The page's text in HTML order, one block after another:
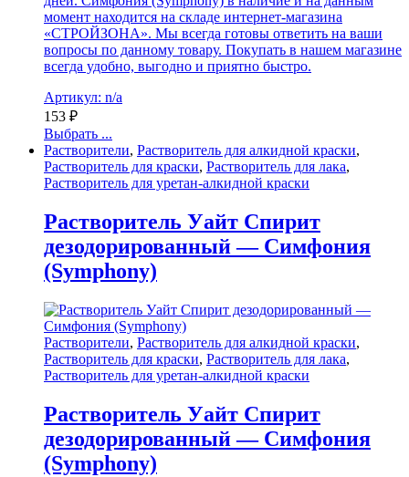
момент находится на складе интернет-магазина
«СТРОЙЗОНА». Мы всегда готовы ответить на ваши
вопросы по данному товару. Покупать в нашем магазине
всегда удобно, выгодно и приятно быстро.
Артикул: n/a
153 ₽
Выбрать ...
Растворители, Растворитель для алкидной краски,
Растворитель для краски, Растворитель для лака,
Растворитель для уретан-алкидной краски
Растворитель Уайт Спирит
дезодорированный — Симфония
(Symphony)
Растворители, Растворитель для алкидной краски,
Растворитель для краски, Растворитель для лака,
Растворитель для уретан-алкидной краски
Растворитель Уайт Спирит
дезодорированный — Симфония
(Symphony)